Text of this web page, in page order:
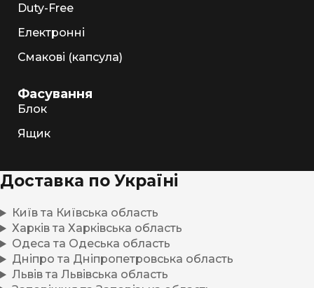
Duty-Free
Електронні
Смакові (капсула)
Фасування
Блок
Ящик
Доставка по Україні
Київ та Київська область
Харків та Харківська область
Одеса та Одеська область
Дніпро та Дніпропетровська область
Львів та Львівська область